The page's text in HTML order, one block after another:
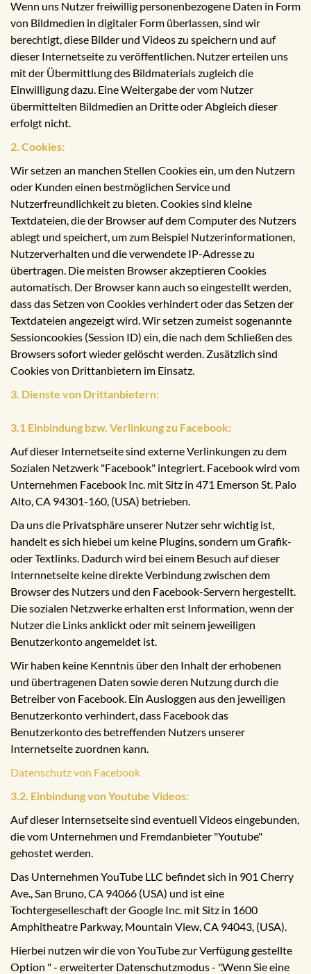
Wenn uns Nutzer freiwillig personenbezogene Daten in Form
von Bildmedien in digitaler Form überlassen, sind wir
berechtigt, diese Bilder und Videos zu speichern und auf
dieser Internetseite zu veröffentlichen. Nutzer erteilen uns
mit der Übermittlung des Bildmaterials zugleich die
Einwilligung dazu. Eine Weitergabe der vom Nutzer
übermittelten Bildmedien an Dritte oder Abgleich dieser
erfolgt nicht.
2. Cookies:
Wir setzen an manchen Stellen Cookies ein, um den Nutzern
oder Kunden einen bestmöglichen Service und
Nutzerfreundlichkeit zu bieten. Cookies sind kleine
Textdateien, die der Browser auf dem Computer des Nutzers
ablegt und speichert, um zum Beispiel Nutzerinformationen,
Nutzerverhalten und die verwendete IP-Adresse zu
übertragen. Die meisten Browser akzeptieren Cookies
automatisch. Der Browser kann auch so eingestellt werden,
dass das Setzen von Cookies verhindert oder das Setzen der
Textdateien angezeigt wird. Wir setzen zumeist sogenannte
Sessioncookies (Session ID) ein, die nach dem Schließen des
Browsers sofort wieder gelöscht werden. Zusätzlich sind
Cookies von Drittanbietern im Einsatz.
3. Dienste von Drittanbietern:
3.1 Einbindung bzw. Verlinkung zu Facebook:
Auf dieser Internetseite sind externe Verlinkungen zu dem
Sozialen Netzwerk "Facebook" integriert. Facebook wird vom
Unternehmen Facebook Inc. mit Sitz in 471 Emerson St. Palo
Alto, CA 94301-160, (USA) betrieben.
Da uns die Privatsphäre unserer Nutzer sehr wichtig ist,
handelt es sich hiebei um keine Plugins, sondern um Grafik-
oder Textlinks. Dadurch wird bei einem Besuch auf dieser
Internnetseite keine direkte Verbindung zwischen dem
Browser des Nutzers und den Facebook-Servern hergestellt.
Die sozialen Netzwerke erhalten erst Information, wenn der
Nutzer die Links anklickt oder mit seinem jeweiligen
Benutzerkonto angemeldet ist.
Wir haben keine Kenntnis über den Inhalt der erhobenen
und übertragenen Daten sowie deren Nutzung durch die
Betreiber von Facebook. Ein Ausloggen aus den jeweiligen
Benutzerkonto verhindert, dass Facebook das
Benutzerkonto des betreffenden Nutzers unserer
Internetseite zuordnen kann.
Datenschutz von Facebook
3.2. Einbindung von Youtube Videos:
Auf dieser Internsetseite sind eventuell Videos eingebunden,
die vom Unternehmen und Fremdanbieter "Youtube"
gehostet werden.
Das Unternehmen YouTube LLC befindet sich in 901 Cherry
Ave., San Bruno, CA 94066 (USA) und ist eine
Tochtergeselleschaft der Google Inc. mit Sitz in 1600
Amphitheatre Parkway, Mountain View, CA 94043, (USA).
Hierbei nutzen wir die von YouTube zur Verfügung gestellte
Option " - erweiterter Datenschutzmodus - ".Wenn Sie eine